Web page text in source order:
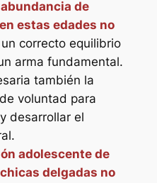
de
estas edades no
correcto equilibrio
arma fundamental.
también la
voluntad para
desarrollar el
adolescente de
delgadas no